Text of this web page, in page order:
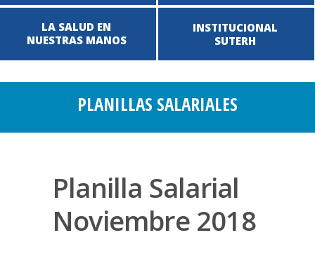
LA SALUD EN
NUESTRAS MANOS
INSTITUCIONAL
SUTERH
PLANILLAS SALARIALES
Planilla Salarial
Noviembre 2018